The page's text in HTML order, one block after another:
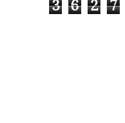
3 6 2 7